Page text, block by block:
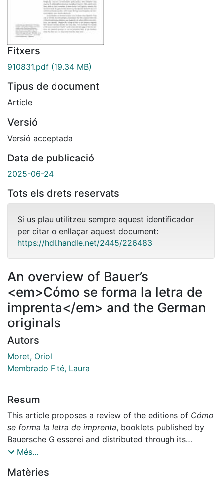
Fitxers
910831.pdf (19.34 MB)
Tipus de document
Article
Versió
Versió acceptada
Data de publicació
2025-06-24
Tots els drets reservats
Si us plau utilitzeu sempre aquest identificador
per citar o enllaçar aquest document:
https://hdl.handle.net/2445/226483
An overview of Bauer’s
<em>Cómo se forma la letra de
imprenta</em> and the German
originals
Autors
Moret, Oriol
Membrado Fité, Laura
Resum
This article proposes a review of the editions of Cómo
se forma la letra de imprenta, booklets published by
Bauersche Giesserei and distributed through its
Barcelona branch, Fundición Tipográfica Neufville,
of the German originals
Més...
Matèries